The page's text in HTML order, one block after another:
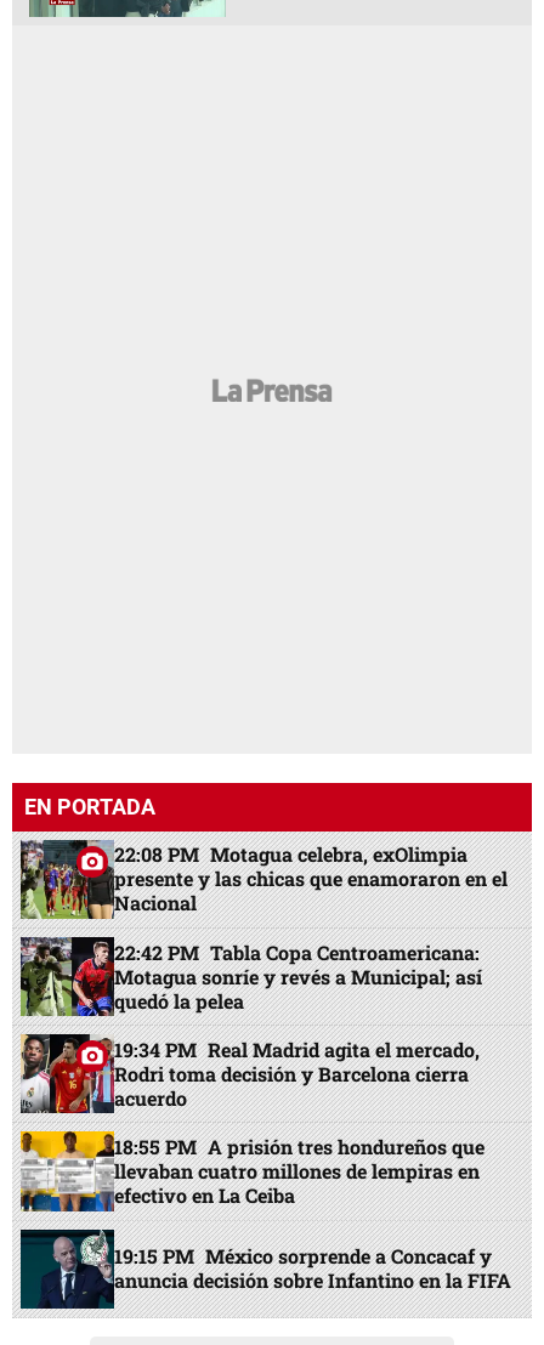
EN PORTADA
22:08 PM Motagua celebra, exOlimpia
presente y las chicas que enamoraron en el
Nacional
22:42 PM Tabla Copa Centroamericana:
Motagua sonríe y revés a Municipal; así
quedó la pelea
19:34 PM Real Madrid agita el mercado,
Rodri toma decisión y Barcelona cierra
acuerdo
18:55 PM A prisión tres hondureños que
llevaban cuatro millones de lempiras en
efectivo en La Ceiba
19:15 PM México sorprende a Concacaf y
anuncia decisión sobre Infantino en la FIFA